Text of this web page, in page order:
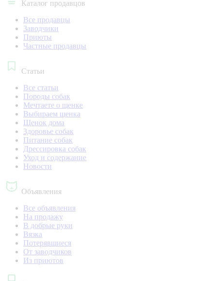
Каталог продавцов
Все продавцы
Заводчики
Приюты
Частные продавцы
Статьи
Все статьи
Породы собак
Мечтаете о щенке
Выбираем щенка
Щенок дома
Здоровье собак
Питание собак
Дрессировка собак
Уход и содержание
Новости
Объявления
Все объявления
На продажу
В добрые руки
Вязка
Потерявшиеся
От заводчиков
Из приютов